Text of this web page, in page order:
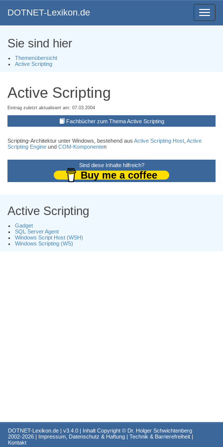
Toggle
DOTNET-Lexikon.de
Sie sind hier
Themenübersicht
Active Scripting
Active Scripting
Eintrag zuletzt aktualisiert am: 07.03.2004
Fachbücher zum Thema Active Scripting
Scripting-Architektur unter Windows, bestehend aus Active Scripting Host Active
Scripting Engine und COM-Komponenten
Sind diese Inhalte hilfreich?
Buy me a coffee
Active Scripting
Gadget
SQL Server Agent
Windows Script Host (WSH)
Windows Scripting (WS)
DOTNET-Lexikon.de | v3.4.0 | Inhalt Copyright © Dr. Holger Schwichtenberg
2002-2026 | Impressum, Datenschutz & Haftung | Technik & Barrierefreiheit |
Kontakt